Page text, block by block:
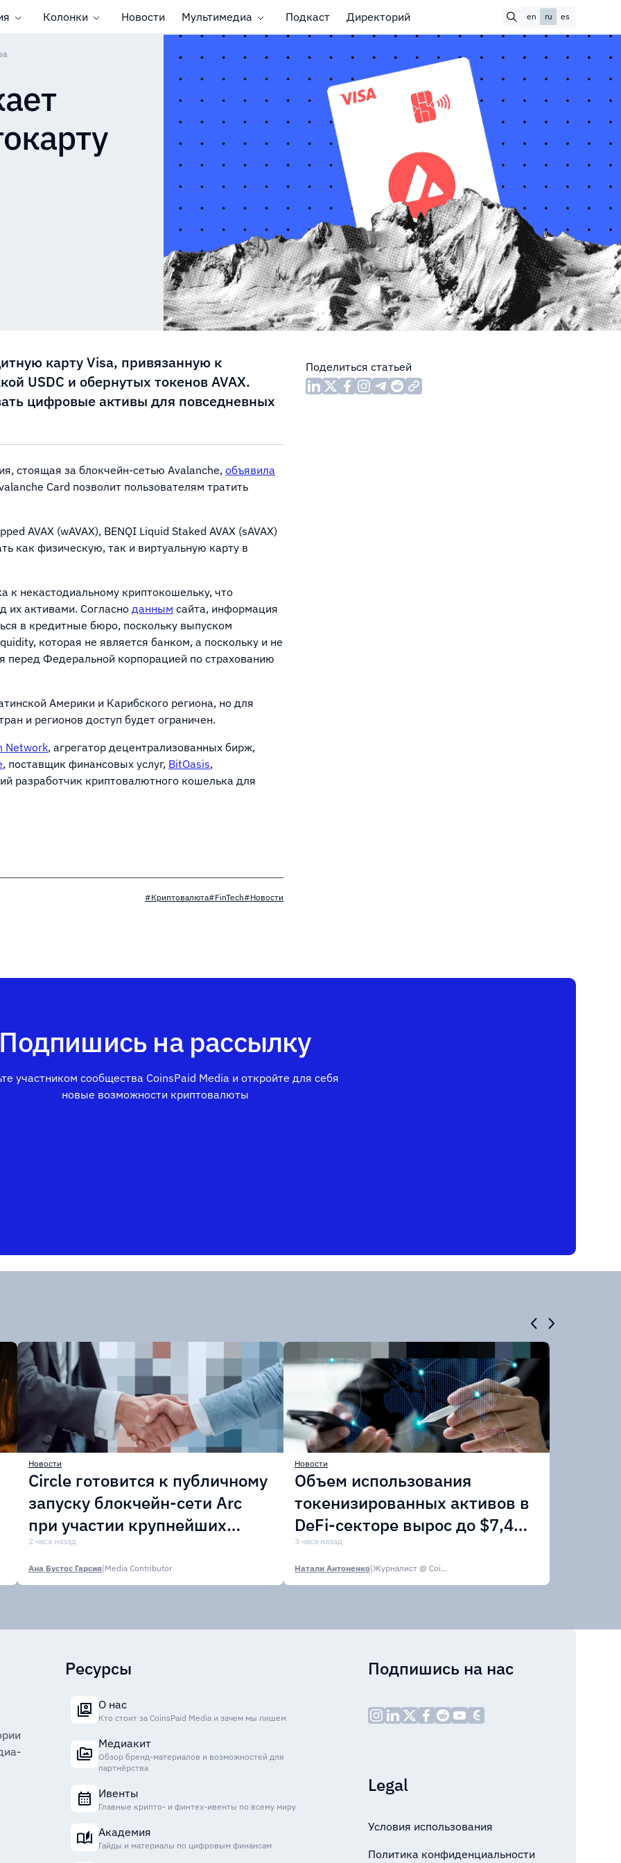
Колонки Новости Мультимедиа Подкаст Директорий en ru es
карту Visa, привязанную к
USDC и обернутых токенов AVAX.
цифровые активы для повседневных
стоящая за блокчейн-сетью Avalanche,объявила
Card позволит пользователям тратить
AVAX (wAVAX), BENQI Liquid Staked AVAX (sAVAX)
как физическую, так и виртуальную карту в
к некастодиальному криптокошельку, что
их активами. Согласно данным сайта, информация
в кредитные бюро, поскольку выпуском
которая не является банком, а поскольку и не
перед Федеральной корпорацией по страхованию
Америки и Карибского региона, но для
и регионов доступ будет ограничен.
Network, агрегатор децентрализованных бирж,
, поставщик финансовых услуг, BitOasis,
разработчик криптовалютного кошелька для
Поделиться статьей
#Криптовалюта#FinTech#Новости
Подпишись на рассылку
участником сообщества CoinsPaid Media и откройте для себя
новые возможности криптовалюты
Новости
Circle готовится к публичному
запуску блокчейн-сети Arc
при участии крупнейших
финансовых организаций
2 часа назад
Ана Бустос Гарсия|Media Contributor
Новости
Объем использования
токенизированных активов в
DeFi-секторе вырос до $7,4
млрд
3 часа назад
Натали Антоненко| Журналист @ CoinsPaid Media
Ресурсы
О нас
Кто стоит за CoinsPaid Media и зачем мы пишем
Медиакит
Обзор бренд-материалов и возможностей для
партнёрства
Ивенты
Главные крипто- и финтех-ивенты по всему миру
Академия
Гайды и материалы по цифровым финансам
Подпишись на нас
Legal
Условия использования
Политика конфиденциальности